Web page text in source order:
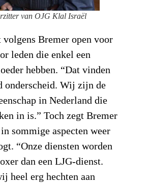
van OJG Klal Israël
volgens Bremer open voor
leden die enkel een
hebben. “Dat vinden
onderscheid. Wij zijn de
in Nederland die
in is.” Toch zegt Bremer
sommige aspecten weer
“Onze diensten worden
dan een LJG-dienst.
heel erg hechten aan